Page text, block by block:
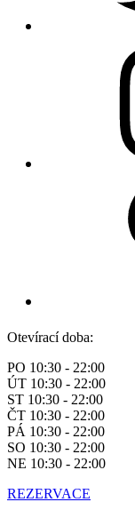
Otevírací doba:
PO 10:30 - 22:00
ÚT 10:30 - 22:00
ST 10:30 - 22:00
ČT 10:30 - 22:00
PÁ 10:30 - 22:00
SO 10:30 - 22:00
NE 10:30 - 22:00
REZERVACE